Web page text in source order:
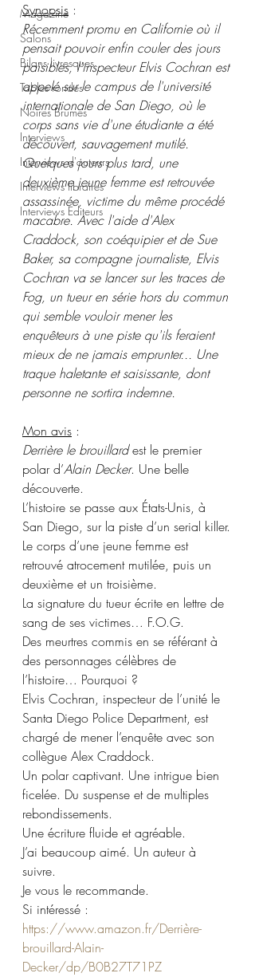
Magazine
Salons
Bilans livresques
Tables rondes
Noires Brumes
Interviews
Interviews d'auteurs
Interviews libraires
Interviews Editeurs
Synopsis :
Récemment promu en Californie où il
pensait pouvoir enfin couler des jours
paisibles, l'inspecteur Elvis Cochran est
appelé sur le campus de l'université
internationale de San Diego, où le
corps sans vie d'une étudiante a été
découvert, sauvagement mutilé.
Quelques jours plus tard, une
deuxième jeune femme est retrouvée
assassinée, victime du même procédé
macabre. Avec l'aide d'Alex
Craddock, son coéquipier et de Sue
Baker, sa compagne journaliste, Elvis
Cochran va se lancer sur les traces de
Fog, un tueur en série hors du commun
qui semble vouloir mener les
enquêteurs à une piste qu'ils feraient
mieux de ne jamais emprunter... Une
traque haletante et saisissante, dont
personne ne sortira indemne.
Mon avis :
Derrière le brouillard est le premier
polar d’Alain Decker. Une belle
découverte.
L’histoire se passe aux États-Unis, à
San Diego, sur la piste d’un serial killer.
Le corps d’une jeune femme est
retrouvé atrocement mutilée, puis un
deuxième et un troisième.
La signature du tueur écrite en lettre de
sang de ses victimes… F.O.G.
Des meurtres commis en se référant à
des personnages célèbres de
l’histoire… Pourquoi ?
Elvis Cochran, inspecteur de l’unité le
Santa Diego Police Department, est
chargé de mener l’enquête avec son
collègue Alex Craddock.
Un polar captivant. Une intrigue bien
ficelée. Du suspense et de multiples
rebondissements.
Une écriture fluide et agréable.
J’ai beaucoup aimé. Un auteur à
suivre.
Je vous le recommande.
Si intéressé :
https://www.amazon.fr/Derrière-
brouillard-Alain-
Decker/dp/B0B27T71PZ